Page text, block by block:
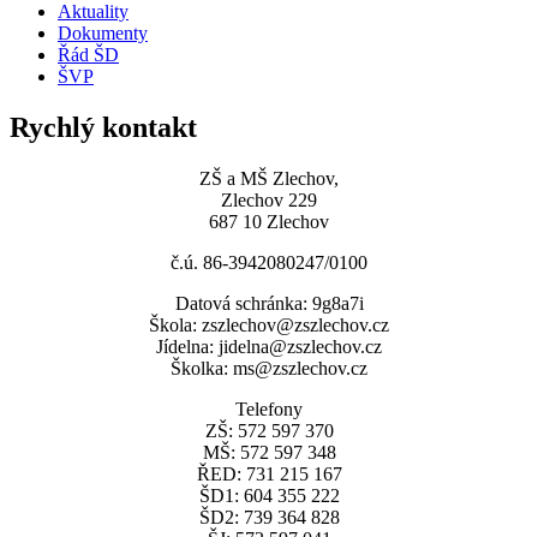
Aktuality
Dokumenty
Řád ŠD
ŠVP
Rychlý kontakt
ZŠ a MŠ Zlechov,
Zlechov 229
687 10 Zlechov
č.ú. 86-3942080247/0100
Datová schránka: 9g8a7i
Škola: zszlechov@zszlechov.cz
Jídelna: jidelna@zszlechov.cz
Školka: ms@zszlechov.cz
Telefony
ZŠ: 572 597 370
MŠ: 572 597 348
ŘED: 731 215 167
ŠD1: 604 355 222
ŠD2: 739 364 828